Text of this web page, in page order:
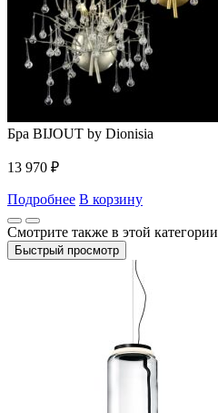
Бра BIJOUT by Dionisia
13 970 ₽
Подробнее В корзину
Смотрите также в этой категории
Быстрый просмотр